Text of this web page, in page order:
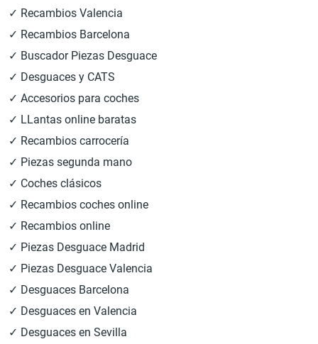
✓ Recambios Valencia
✓ Recambios Barcelona
✓ Buscador Piezas Desguace
✓ Desguaces y CATS
✓ Accesorios para coches
✓ LLantas online baratas
✓ Recambios carrocería
✓ Piezas segunda mano
✓ Coches clásicos
✓ Recambios coches online
✓ Recambios online
✓ Piezas Desguace Madrid
✓ Piezas Desguace Valencia
✓ Desguaces Barcelona
✓ Desguaces en Valencia
✓ Desguaces en Sevilla